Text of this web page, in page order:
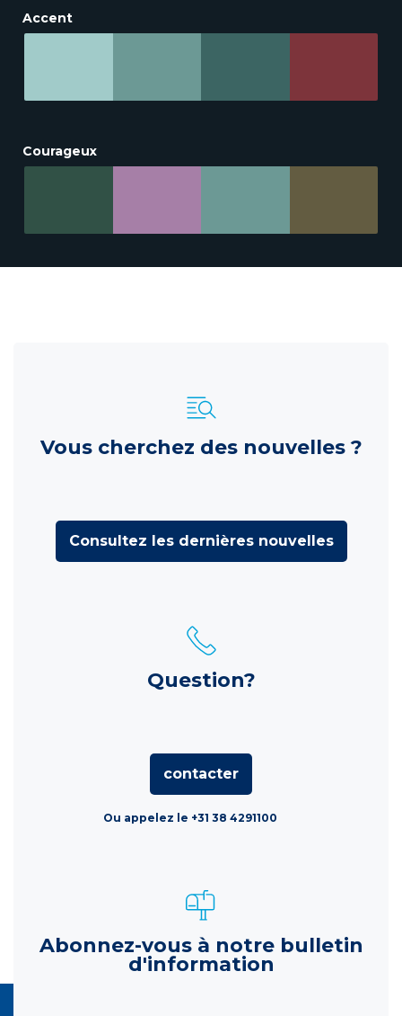
Accent
Courageux
Vous cherchez des nouvelles ?
Consultez les dernières nouvelles
Question?
contacter
Ou appelez le +31 38 4291100
Abonnez-vous à notre bulletin
d'information